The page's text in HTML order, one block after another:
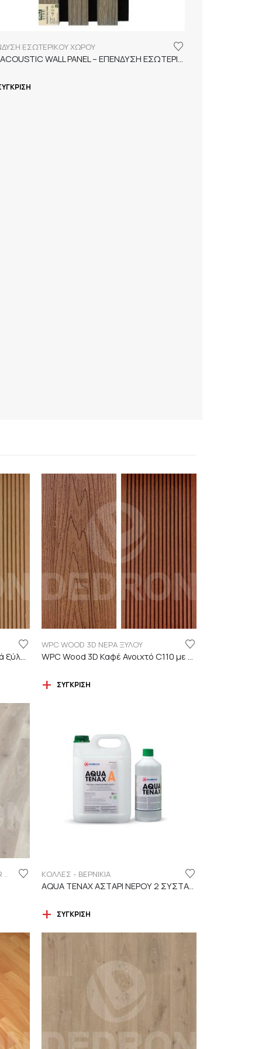
ΕΣΩΤΕΡΙΚΟΥ ΧΩΡΟΥ
WPC WOOD 3D ΝΕΡΑ ΞΥΛΟΥ
ΣΎΓΚΡΙΣΗ
FINSA ΣΕΙΡΑ LAMINATE PUREFLOOR 7MM ΚΟΛΛΕΣ - ΒΕΡΝΙΚΙΑ
AQUA TENAX ΑΣΤΑΡΙ ΝΕΡΟΥ 2 ΣΥΣΤΑΤΙΚΩΝ
ΣΎΓΚΡΙΣΗ